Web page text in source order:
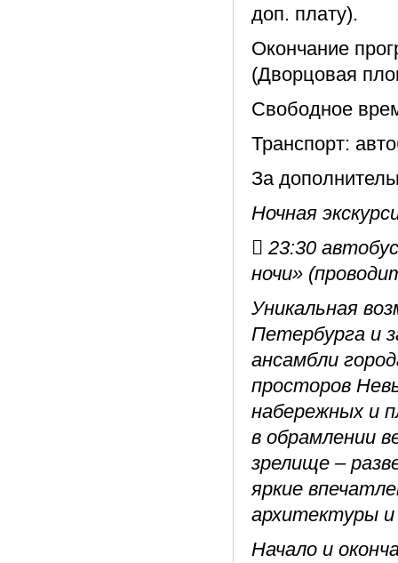
доп. плату).
Окончание
(Дворцовая
Свободное
Транспорт:
За
Ночная
 23:30
ночи»
Уникальная
Петербурга и
ансамбли
просторов
набережных и
в обрамлении
зрелище –
яркие
архитектуры и
Начало и